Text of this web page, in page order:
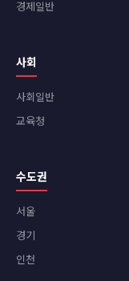
경제일반
사회
사회일반
교육청
수도권
서울
경기
인천